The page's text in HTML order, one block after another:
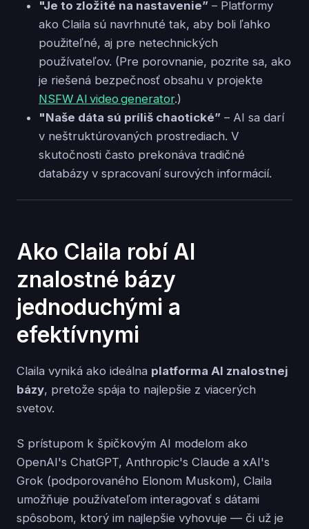
"Je to zložité na nastavenie” – Platformy
ako Claila sú navrhnuté tak, aby boli ľahko
použiteľné, aj pre netechnických
používateľov. (Pre porovnanie, pozrite sa, ako
je riešená bezpečnosť obsahu v projekte
NSFW AI video generator.)
"Naše dáta sú príliš chaotické” – AI sa darí
v neštruktúrovaných prostrediach. V
skutočnosti často prekonáva tradičné
databázy v spracovaní surových informácií.
Ako Claila robí AI
znalostné bázy
jednoduchými a
efektívnymi
Claila vyniká ako ideálna platforma AI znalostnej
bázy, pretože spája to najlepšie z viacerých
svetov.
S prístupom k špičkovým AI modelom ako
OpenAI's ChatGPT, Anthropic's Claude a xAI's
Grok (podporovaného Elonom Muskom), Claila
umožňuje používateľom interagovať s dátami
spôsobom, ktorý im najlepšie vyhovuje — či už je